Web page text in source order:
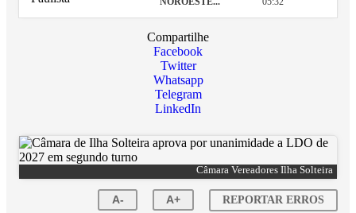
Compartilhe
Facebook
Twitter
Whatsapp
Telegram
LinkedIn
Câmara Vereadores Ilha Solteira
A- A+ REPORTAR ERROS